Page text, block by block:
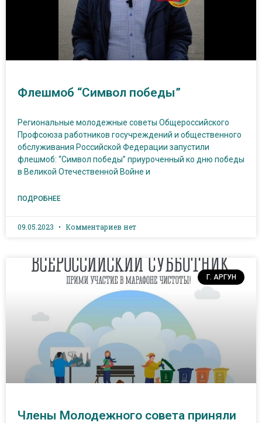
Флешмоб “Символ победы”
Региональные молодежные советы Общероссийского
Профсоюза работников госучреждений и общественного
обслуживания Российской Федерации запустили
флешмоб: “Символ победы” приуроченный ко дню победы
в Великой Отечественной Войне и
ПОДРОБНЕЕ
09.05.2023 Комментариев нет
Г. АРГУН
Члены Молодежного совета приняли